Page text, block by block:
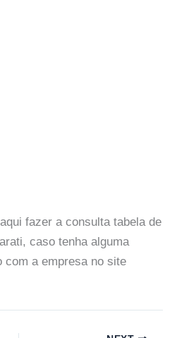
fazer a consulta tabela de
caso tenha alguma
com a empresa no site